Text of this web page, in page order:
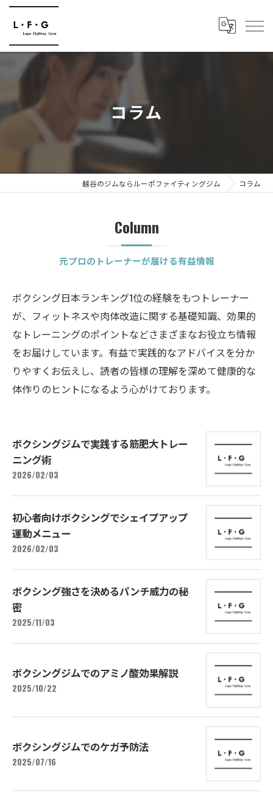
コラム
越谷のジムならルーポファイティングジム コラム
Column
元プロのトレーナーが届ける有益情報
ボクシング日本ランキング1位の経験をもつトレーナー
が、フィットネスや肉体改造に関する基礎知識、効果的
なトレーニングのポイントなどさまざまなお役立ち情報
をお届けしています。有益で実践的なアドバイスを分か
りやすくお伝えし、読者の皆様の理解を深めて健康的な
体作りのヒントになるよう心がけております。
ボクシングジムで実践する筋肥大トレー
ニング術
2026/02/03
初心者向けボクシングでシェイプアップ
運動メニュー
2026/02/03
ボクシング強さを決めるパンチ威力の秘
密
2025/11/03
ボクシングジムでのアミノ酸効果解説
2025/10/22
ボクシングジムでのケガ予防法
2025/07/16